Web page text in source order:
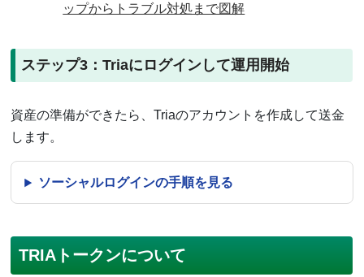
ップからトラブル対処まで図解
ステップ3：Triaにログインして運用開始
資産の準備ができたら、Triaのアカウントを作成して送金
します。
ソーシャルログインの手順を見る
TRIAトークンについて